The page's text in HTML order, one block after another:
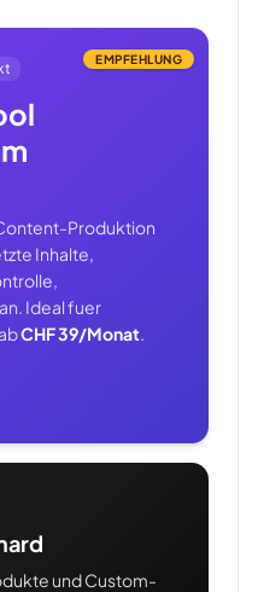
EMPFEHLUNG
Produktion
Inhalte,
Ideal fuer
CHF 39/Monat.
und Custom-